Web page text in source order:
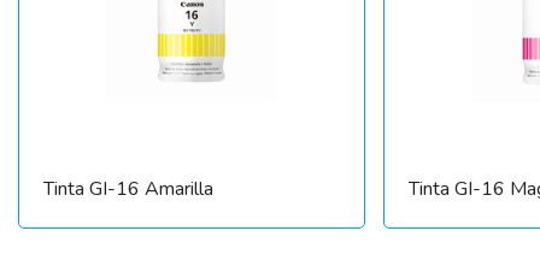
Tinta GI-16 Amarilla Tinta GI-16